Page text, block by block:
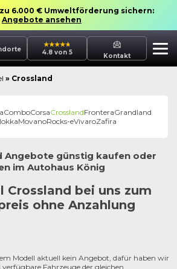
6.000 € Umweltförderung sichern:
Angebote ansehen
4.8 von 5 Kontakt
» Crossland
ComboCorsaCrosslandFronteraGrandland
MovanoRocks-eVivaroZafira
Angebote günstig kaufen oder
im Autohaus König
Crossland bei uns zum
ohne Anzahlung
Modell aktuell kein Angebot, dafür haben wir
verfügbare Fahrzeuge der gleichen